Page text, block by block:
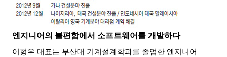
엔지니어의 불편함에서 소프트웨어를 개발하다
이형우 대표는 부산대 기계설계학과를 졸업한 엔지니어